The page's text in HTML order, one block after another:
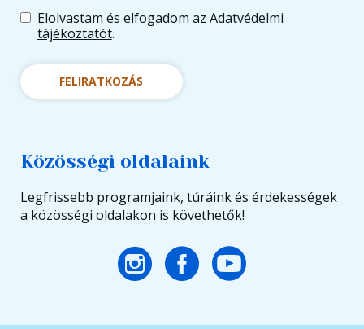
Elolvastam és elfogadom az Adatvédelmi
tájékoztatót.
FELIRATKOZÁS
Közösségi oldalaink
Legfrissebb programjaink, túráink és érdekességek
a közösségi oldalakon is követhetők!